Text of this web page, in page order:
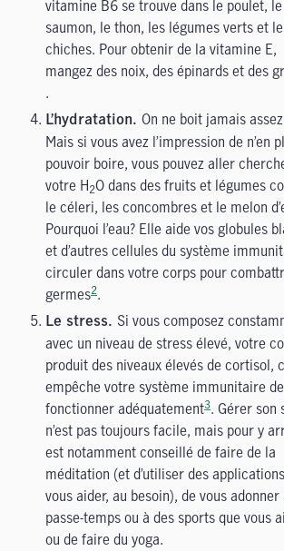
vitamine B6 se trouve dans le poulet, le
saumon, le thon, les légumes verts et
chiches. Pour obtenir de la vitamine E,
mangez des noix, des épinards et des
.
L’hydratation. On ne boit jamais assez
Mais si vous avez l’impression de n’en
pouvoir boire, vous pouvez aller
votre H2O dans des fruits et légumes
le céleri, les concombres et le melon
Pourquoi l’eau? Elle aide vos globules
et d’autres cellules du système
circuler dans votre corps pour
germes2.
Le stress. Si vous composez
avec un niveau de stress élevé, votre
produit des niveaux élevés de cortisol,
empêche votre système immunitaire de
fonctionner adéquatement3. Gérer son
n’est pas toujours facile, mais pour y
est notamment conseillé de faire de la
méditation (et d’utiliser des
vous aider, au besoin), de vous adonner
passe-temps ou à des sports que vous
ou de faire du yoga.